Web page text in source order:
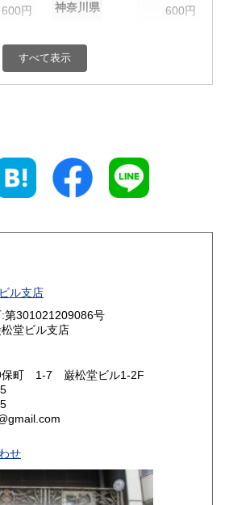
600円 神奈川県 600円
600円 富山県
600円 三重県
600円
600円 島根県
600円
600円
600円
600円 長崎県
すべて表示
ル支店
第301021209086号
堂ビル支店
保町 1-7 巌松堂ビル1-2F
せ